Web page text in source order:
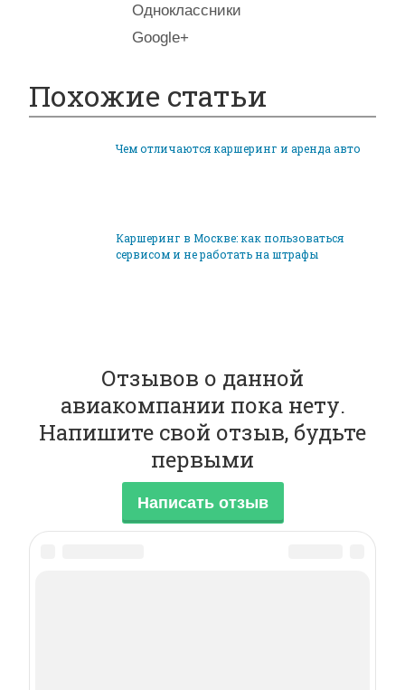
Одноклассники
Google+
Похожие статьи
Чем отличаются каршеринг и аренда авто
Каршеринг в Москве: как пользоваться
сервисом и не работать на штрафы
Отзывов о данной
авиакомпании пока нету.
Напишите свой отзыв, будьте
первыми
Написать отзыв